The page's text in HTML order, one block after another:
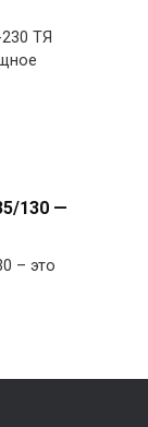
ТЯ
130 —
– это